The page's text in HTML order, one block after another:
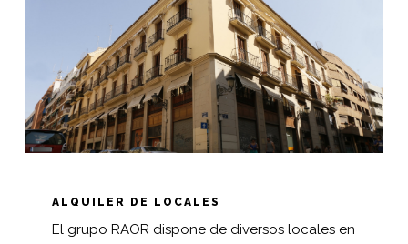
ALQUILER DE LOCALES
El grupo RAOR dispone de diversos locales en